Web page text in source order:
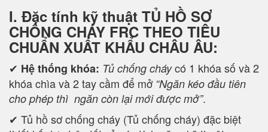
I. Đặc tính kỹ thuật TỦ HỒ SƠ
CHỐNG CHÁY FRC THEO TIÊU
CHUẨN XUẤT KHẨU CHÂU ÂU:
✔ Hệ thống khóa: Tủ chống cháycó 1 khóa số và 2
khóa chìa và 2 tay cầm để mở “Ngăn kéo đầu tiên
cho phép thì ngăn còn lại mới được mở”.
✔ Tủ hồ sơ chống cháy (Tủ chống cháy) đặc biệt